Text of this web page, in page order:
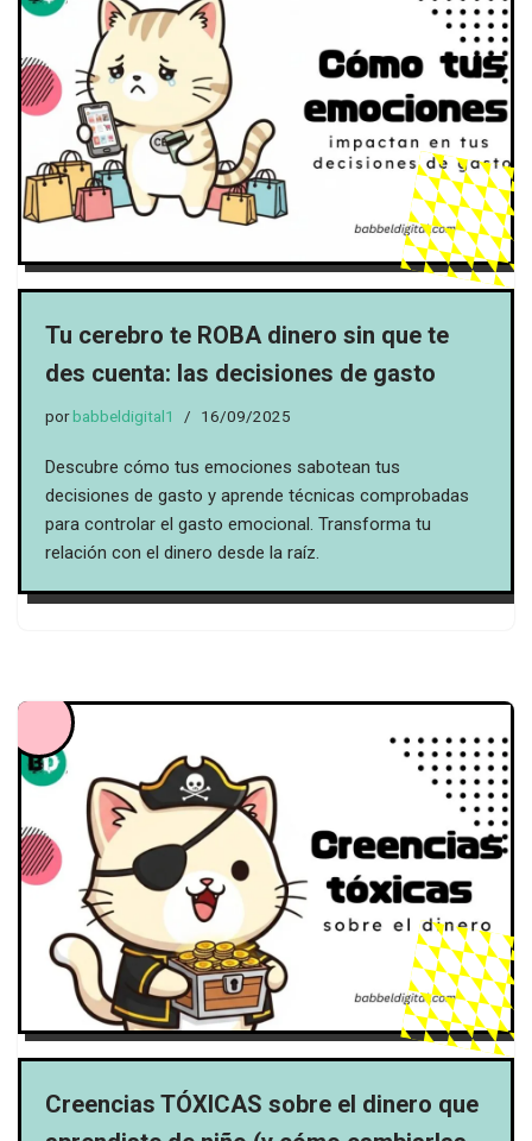
Tu cerebro te ROBA dinero sin que te
des cuenta: las decisiones de gasto
porbabbeldigital1 16/09/2025
Descubre cómo tus emociones sabotean tus
decisiones de gasto y aprende técnicas comprobadas
para controlar el gasto emocional. Transforma tu
relación con el dinero desde la raíz.
Creencias TÓXICAS sobre el dinero que